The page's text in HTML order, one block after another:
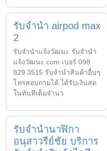
รับจำนำ airpod max
2
รับจํานําแจ้งวัฒนะ รับจํานํา
แจ้งวัฒนะ.com เบอร์ 098
829 3515 รับจำนำสินค้าอื่นๆ
โทรสอบถามได้ ได้รับเงินสด
ในทันทีเต็มจำนว
รับจำนำนาฬิกา
อนุสาวรีย์ชัย บริการ